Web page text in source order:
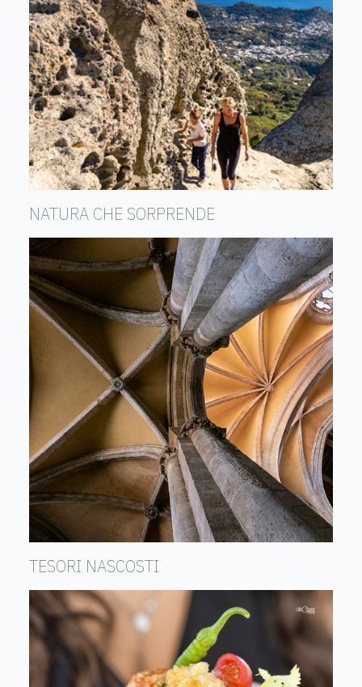
NATURA CHE SORPRENDE
Quello che non ti aspetti in Campania
TESORI NASCOSTI
Un patrimonio ancora da scoprire